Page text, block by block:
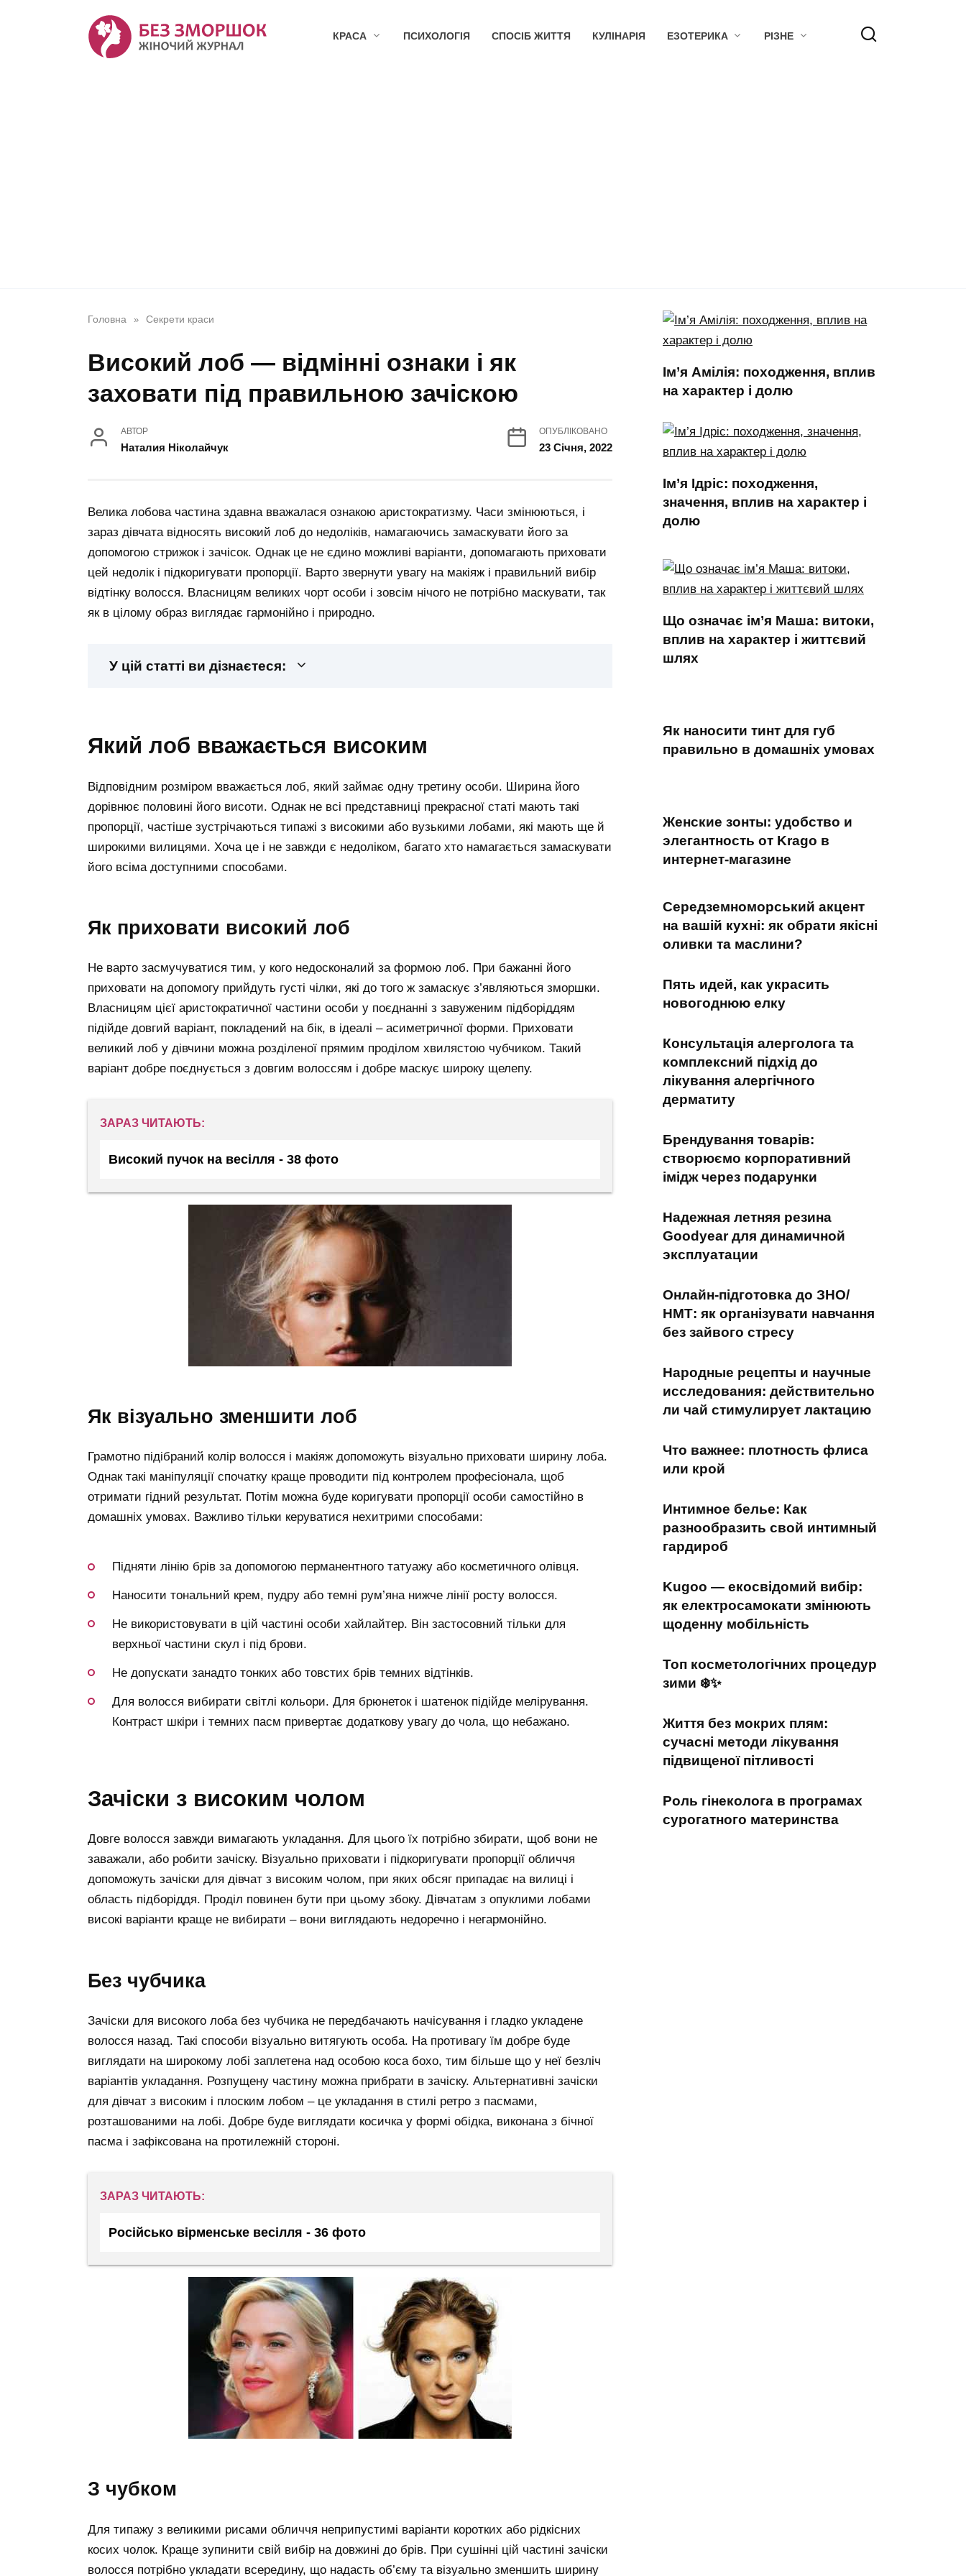
КРАСА ПСИХОЛОГІЯ СПОСІБ ЖИТТЯ КУЛІНАРІЯ ЕЗОТЕРИКА РІЗНЕ
Головна » Секрети краси
Високий лоб — відмінні ознаки і як
заховати під правильною зачіскою
АВТОР
Наталия Ніколайчук
ОПУБЛІКОВАНО
23 Січня, 2022
Велика лобова частина здавна вважалася ознакою аристократизму. Часи змінюються, і
зараз дівчата відносять високий лоб до недоліків, намагаючись замаскувати його за
допомогою стрижок і зачісок. Однак це не єдино можливі варіанти, допомагають приховати
цей недолік і підкоригувати пропорції. Варто звернути увагу на макіяж і правильний вибір
відтінку волосся. Власницям великих чорт особи і зовсім нічого не потрібно маскувати, так
як в цілому образ виглядає гармонійно і природно.
У цій статті ви дізнаєтеся:
який лоб вважається високим
Відповідним розміром вважається лоб, який займає одну третину особи. Ширина його
дорівнює половині його висоти. Однак не всі представниці прекрасної статі мають такі
пропорції, частіше зустрічаються типажі з високими або вузькими лобами, які мають ще й
широкими вилицями. Хоча це і не завжди є недоліком, багато хто намагається замаскувати
його всіма доступними способами.
як приховати високий лоб
Не варто засмучуватися тим, у кого недосконалий за формою лоб. При бажанні його
приховати на допомогу прийдуть густі чілки, які до того ж замаскує з’являються зморшки.
Власницям цієї аристократичної частини особи у поєднанні з завуженим підборіддям
підійде довгий варіант, покладений на бік, в ідеалі – асиметричної форми. Приховати
великий лоб у дівчини можна розділеної прямим проділом хвилястою чубчиком. Такий
варіант добре поєднується з довгим волоссям і добре маскує широку щелепу.
ЗАРАЗ ЧИТАЮТЬ:
Високий пучок на весілля - 38 фото
як візуально зменшити лоб
Грамотно підібраний колір волосся і макіяж допоможуть візуально приховати ширину лоба.
Однак такі маніпуляції спочатку краще проводити під контролем професіонала, щоб
отримати гідний результат. Потім можна буде коригувати пропорції особи самостійно в
домашніх умовах. Важливо тільки керуватися нехитрими способами:
Підняти лінію брів за допомогою перманентного татуажу або косметичного олівця.
Наносити тональний крем, пудру або темні рум’яна нижче лінії росту волосся.
Не використовувати в цій частині особи хайлайтер. Він застосовний тільки для
верхньої частини скул і під брови.
Не допускати занадто тонких або товстих брів темних відтінків.
Для волосся вибирати світлі кольори. Для брюнеток і шатенок підійде мелірування.
Контраст шкіри і темних пасм привертає додаткову увагу до чола, що небажано.
зачіски з високим чолом
Довге волосся завжди вимагають укладання. Для цього їх потрібно збирати, щоб вони не
заважали, або робити зачіску. Візуально приховати і підкоригувати пропорції обличчя
допоможуть зачіски для дівчат з високим чолом, при яких обсяг припадає на вилиці і
область підборіддя. Проділ повинен бути при цьому збоку. Дівчатам з опуклими лобами
високі варіанти краще не вибирати – вони виглядають недоречно і негармонійно.
без чубчика
Зачіски для високого лоба без чубчика не передбачають начісування і гладко укладене
волосся назад. Такі способи візуально витягують особа. На противагу їм добре буде
виглядати на широкому лобі заплетена над особою коса бохо, тим більше що у неї безліч
варіантів укладання. Розпущену частину можна прибрати в зачіску. Альтернативні зачіски
для дівчат з високим і плоским лобом – це укладання в стилі ретро з пасмами,
розташованими на лобі. Добре буде виглядати косичка у формі обідка, виконана з бічної
пасма і зафіксована на протилежній стороні.
ЗАРАЗ ЧИТАЮТЬ:
Російсько вірменське весілля - 36 фото
з чубком
Для типажу з великими рисами обличчя неприпустимі варіанти коротких або рідкісних
косих чолок. Краще зупинити свій вибір на довжині до брів. При сушінні цій частині зачіски
волосся потрібно укладати всередину, що надасть об’єму та візуально зменшить ширину
Ім’я Амілія: походження, вплив
на характер і долю
Ім’я Ідріс: походження,
значення, вплив на характер і
долю
Що означає ім’я Маша: витоки,
вплив на характер і життєвий
шлях
Як наносити тинт для губ
правильно в домашніх умовах
Женские зонты: удобство и
элегантность от Krago в
интернет-магазине
Середземноморський акцент
на вашій кухні: як обрати якісні
оливки та маслини?
Пять идей, как украсить
новогоднюю елку
Консультація алерголога та
комплексний підхід до
лікування алергічного
дерматиту
Брендування товарів:
створюємо корпоративний
імідж через подарунки
Надежная летняя резина
Goodyear для динамичной
эксплуатации
Онлайн-підготовка до ЗНО/
НМТ: як організувати навчання
без зайвого стресу
Народные рецепты и научные
исследования: действительно
ли чай стимулирует лактацию
Что важнее: плотность флиса
или крой
Интимное белье: Как
разнообразить свой интимный
гардироб
Kugoo — екосвідомий вибір:
як електросамокати змінюють
щоденну мобільність
Топ косметологічних процедур
зими ❄️✨
Життя без мокрих плям:
сучасні методи лікування
підвищеної пітливості
Роль гінеколога в програмах
сурогатного материнства